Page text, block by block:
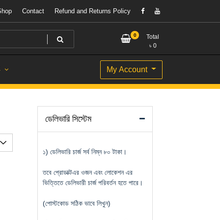
Contact Refund and Returns Policy
0
Total
৳ 0
My Account
ডেলিভারি সিস্টেম
১) ডেলিভারি চার্জ সর্ব নিম্ন ৮০ টাকা।
তবে প্রোডাক্টএর ওজন এবং লোকেশন এর
ভিত্তিতে ডেলিভারী চার্জ পরিবর্তন হতে পারে।
(পোস্টকোড সঠিক ভাবে লিখুন)